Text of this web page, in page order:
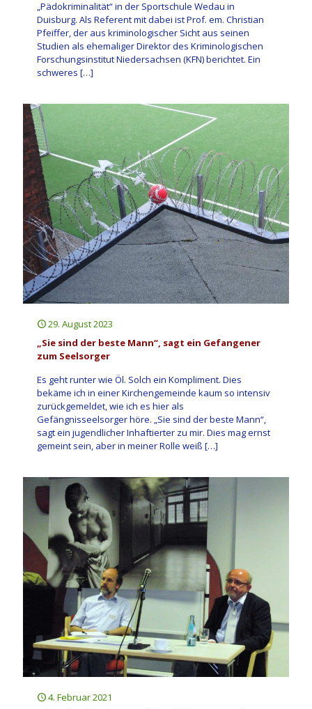
„Pädokriminalität“ in der Sportschule Wedau in
Duisburg. Als Referent mit dabei ist Prof. em. Christian
Pfeiffer, der aus kriminologischer Sicht aus seinen
Studien als ehemaliger Direktor des Kriminologischen
Forschungsinstitut Niedersachsen (KFN) berichtet. Ein
schweres […]
29. August 2023
„Sie sind der beste Mann“, sagt ein Gefangener
zum Seelsorger
Es geht runter wie Öl. Solch ein Kompliment. Dies
bekäme ich in einer Kirchengemeinde kaum so intensiv
zurückgemeldet, wie ich es hier als
Gefängnisseelsorger höre. „Sie sind der beste Mann“,
sagt ein jugendlicher Inhaftierter zu mir. Dies mag ernst
gemeint sein, aber in meiner Rolle weiß […]
4. Februar 2021